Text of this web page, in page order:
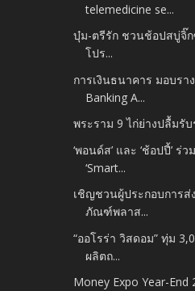
telemedicine se...
บุ๋ม-ตรีรัก ชวนช้อปสบู่จิ๊ก
โปร...
การเงินธนาคาร มอบรา
Banking A...
พระราม 9 ไก่ย่างปลื้มรับ
‘พอนด์ส’ และ ‘ช้อปปี้’
‘Smart...
เชิญชวนผู้ประกอบการส่
ภัณฑ์พลาส...
“ออโรร่า วิสดอม” ทุ่ม
ผลิตถ...
Money Expo Year-